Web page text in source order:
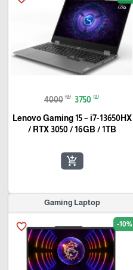
4000 ₪ 3750 ₪
Lenovo Gaming 15 – i7-13650HX
/ RTX 3050 / 16GB / 1TB
add_shopping_cart
Gaming Laptop
favorite_border -10%